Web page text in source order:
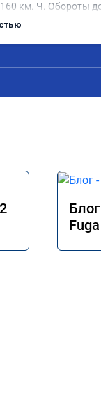
км. Ч. Обороты
же без изменения